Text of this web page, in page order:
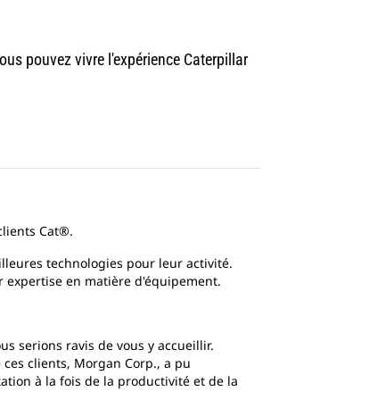
pouvez vivre l'expérience Caterpillar
Cat®.
technologies pour leur activité.
expertise en matière d'équipement.
serions ravis de vous y accueillir.
clients, Morgan Corp., a pu
à la fois de la productivité et de la